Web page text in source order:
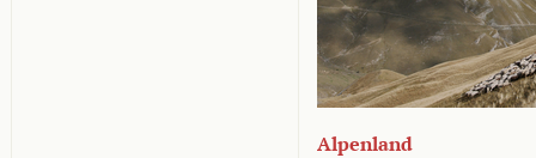
Alpenland